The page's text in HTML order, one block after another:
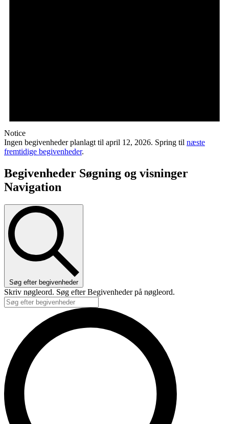
Notice
Ingen begivenheder planlagt til april 12, 2026. Spring til næste
fremtidige begivenheder.
Begivenheder Søgning og visninger
Navigation
Søg efter begivenheder
Skriv nøgleord. Søg efter Begivenheder på nøgleord.